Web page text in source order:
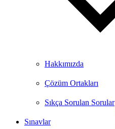
Hakkımızda
Çözüm Ortakları
Sıkça Sorulan Sorular
Sınavlar